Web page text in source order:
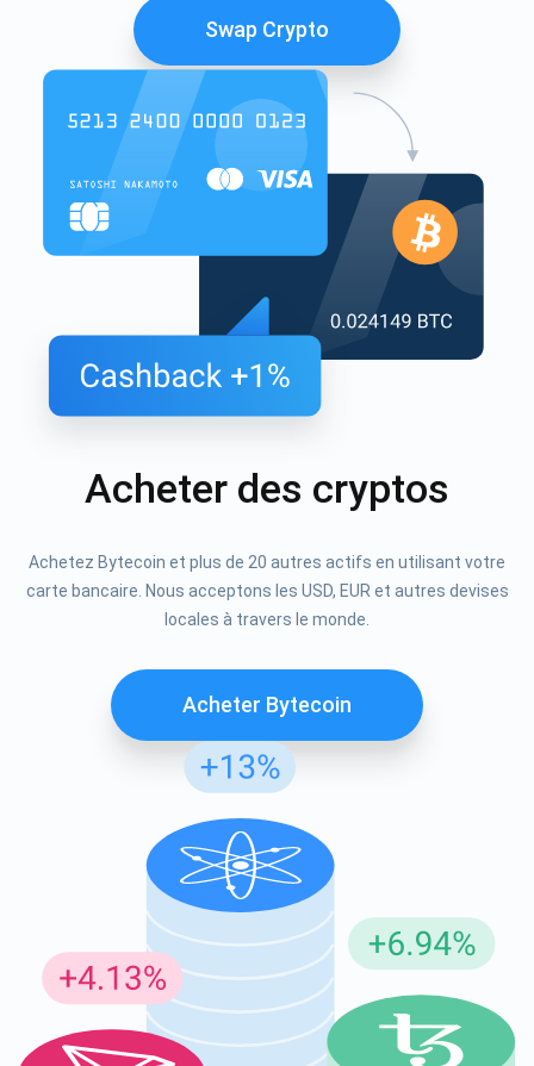
Swap Crypto
Acheter des cryptos
Achetez Bytecoin et plus de 20 autres actifs en utilisant votre
carte bancaire. Nous acceptons les USD, EUR et autres devises
locales à travers le monde.
Acheter Bytecoin
support@atomicwallet.io
Abonnez-vous pour les mises à jour
Soyez le premier à recevoir les dernières mises à jour du
projet et les guides cryptographiques